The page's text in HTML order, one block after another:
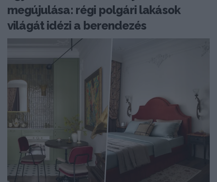
megújulása: régi polgári lakások
világát idézi a berendezés